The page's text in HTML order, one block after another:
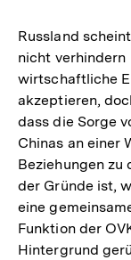
Russland
nicht
wirtschaftliche
akzeptieren,
dass die Sorge
Chinas an einer
Beziehungen zu
der Gründe ist,
eine
Funktion der
Hintergrund